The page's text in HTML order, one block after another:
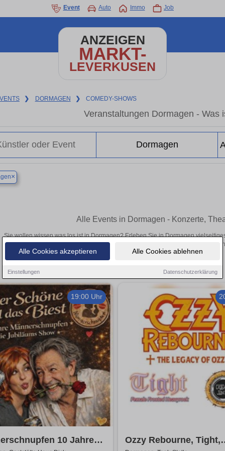
Alle Cookies akzeptieren Alle Cookies ablehnen
Einstellungen Datenschutzerklärung
Event Auto Immo Job
ANZEIGEN
MARKT-
LEVERKUSEN
❯ DORMAGEN ❯ COMEDY-SHOWS
Veranstaltungen Dormagen - Was
×
Alle Events in Dormagen - Konzerte,
Sie wollen wissen was los ist in Dormagen? Erleben Sie in Dormagen
Theateraufführungen oder aufregende Veranstaltungen in
19:00 Uhr
10 Jahre
Ozzy Rebourne, Tight,